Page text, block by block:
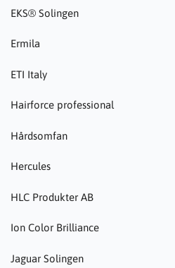
EKS® Solingen
Ermila
ETI Italy
Hairforce professional
Hårdsomfan
Hercules
HLC Produkter AB
Ion Color Brilliance
Jaguar Solingen